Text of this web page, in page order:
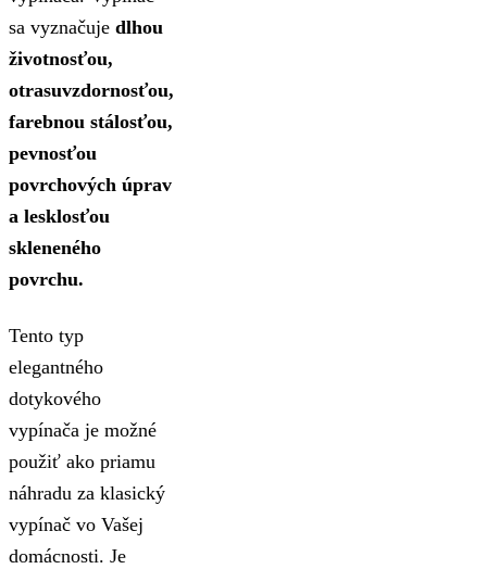
sa vyznačuje dlhou
životnosťou,
otrasuvzdornosťou,
farebnou stálosťou,
pevnosťou
povrchových úprav
a lesklosťou
skleneného
povrchu.
Tento typ
elegantného
dotykového
vypínača je možné
použiť ako priamu
náhradu za klasický
vypínač vo Vašej
domácnosti. Je